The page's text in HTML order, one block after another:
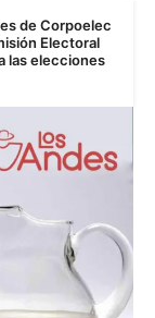
de Corpoelec
Electoral
las elecciones